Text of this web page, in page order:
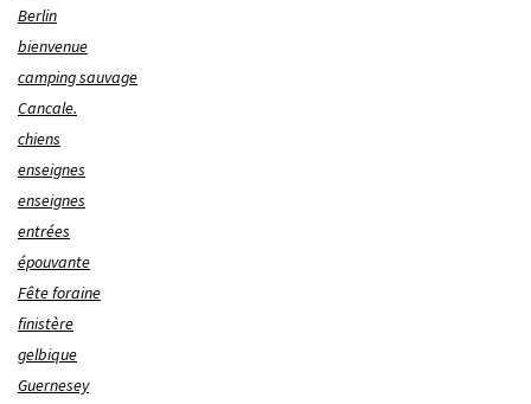
Berlin
bienvenue
camping sauvage
Cancale.
chiens
enseignes
enseignes
entrées
épouvante
Fête foraine
finistère
gelbique
Guernesey